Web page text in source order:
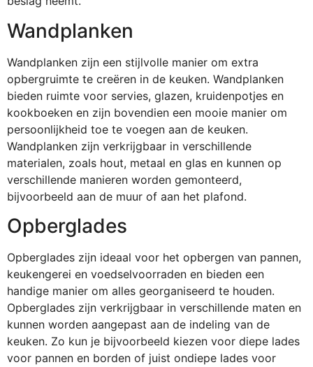
Wandplanken
Wandplanken zijn een stijlvolle manier om extra
opbergruimte te creëren in de keuken. Wandplanken
bieden ruimte voor servies, glazen, kruidenpotjes en
kookboeken en zijn bovendien een mooie manier om
persoonlijkheid toe te voegen aan de keuken.
Wandplanken zijn verkrijgbaar in verschillende
materialen, zoals hout, metaal en glas en kunnen op
verschillende manieren worden gemonteerd,
bijvoorbeeld aan de muur of aan het plafond.
Opberglades
Opberglades zijn ideaal voor het opbergen van pannen,
keukengerei en voedselvoorraden en bieden een
handige manier om alles georganiseerd te houden.
Opberglades zijn verkrijgbaar in verschillende maten en
kunnen worden aangepast aan de indeling van de
keuken. Zo kun je bijvoorbeeld kiezen voor diepe lades
voor pannen en borden of juist ondiepe lades voor